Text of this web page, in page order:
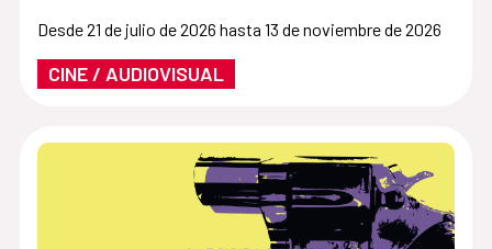
Desde 21 de julio de 2026 hasta 13 de noviembre de 2026
CINE / AUDIOVISUAL